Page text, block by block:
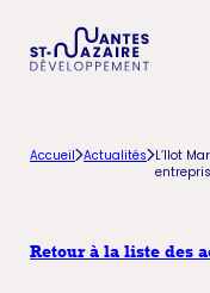
contenu
Accueil Actualités L’Ilot
Retour à la liste des